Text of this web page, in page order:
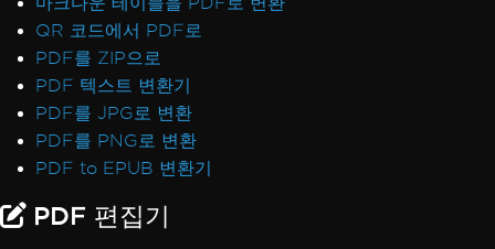
QR 코드에서 PDF로
PDF를 ZIP으로
PDF 텍스트 변환기
PDF를 JPG로 변환
PDF를 PNG로 변환
PDF to EPUB 변환기
PDF 편집기